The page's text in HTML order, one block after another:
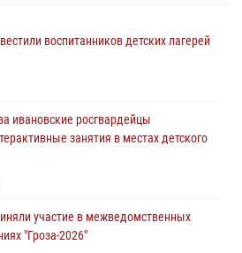
воспитанников детских лагерей
ивановские росгвардейцы
занятия в местах детского
участие в межведомственных
"Гроза-2026"